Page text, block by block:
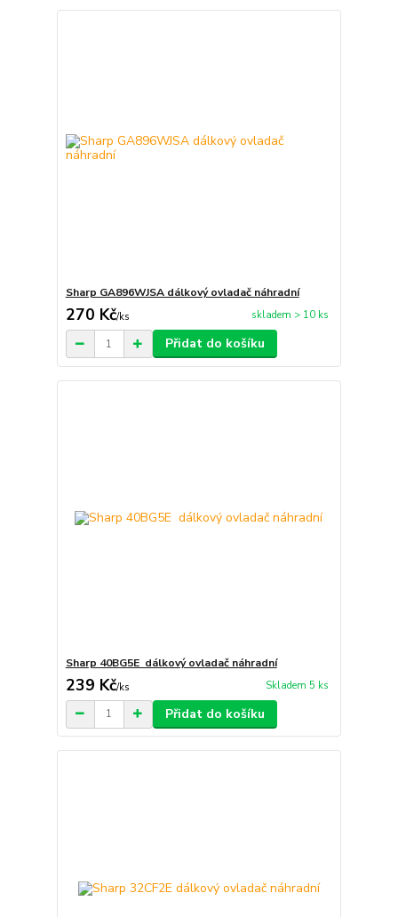
Sharp GA896WJSA dálkový ovladač náhradní
270 Kč/ks skladem > 10 ks
Přidat do košíku
Sharp 40BG5E dálkový ovladač náhradní
239 Kč/ks Skladem 5 ks
Přidat do košíku